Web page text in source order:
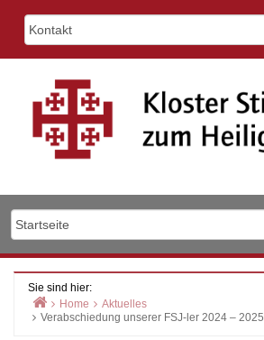
Sie sind hier:
Home
Aktuelles
Verabschiedung unserer FSJ-ler 2024 – 2025